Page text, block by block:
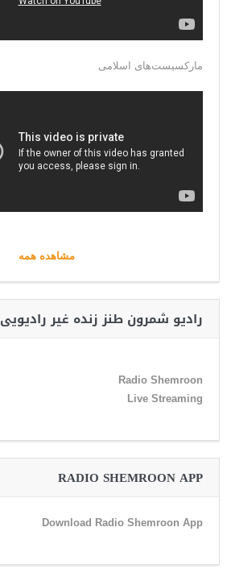
مارکسیست‌های اسلامی
مشاهده همه
رادیو شمرون طنز زنده غیر رادیویی
Radio Shemroon
Live Streaming
RADIO SHEMROON APP
Download Radio Shemroon App